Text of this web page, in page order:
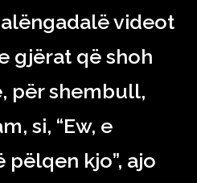
videot
gjërat që shoh
për shembull,
si, “Ew, e
pëlqen kjo”, ajo